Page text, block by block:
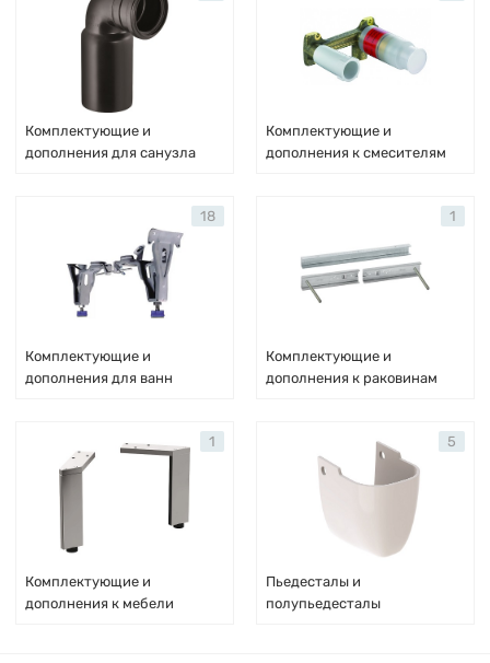
Комплектующие и
дополнения для санузла
Комплектующие и
дополнения к смесителям
Комплектующие и
дополнения для ванн
18
Комплектующие и
дополнения к раковинам
1
Комплектующие и
дополнения к мебели
1
Пьедесталы и
полупьедесталы
5